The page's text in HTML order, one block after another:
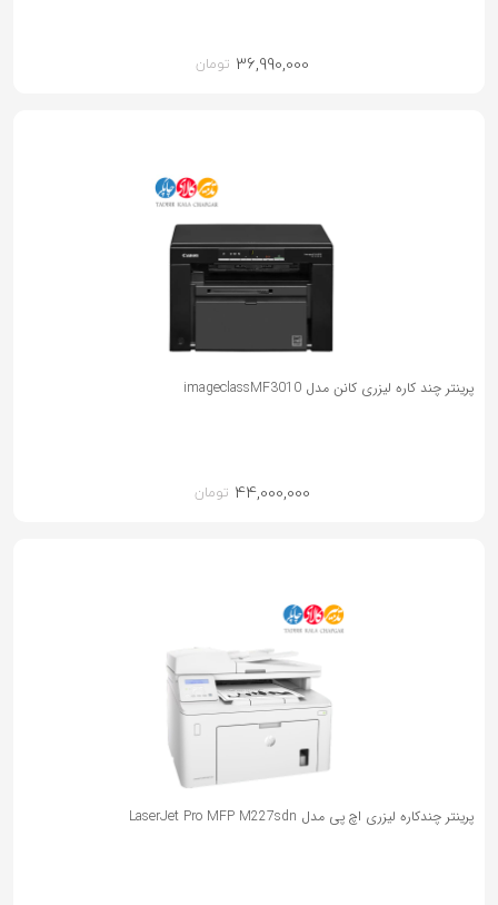
تومان 36,990,000
پرینتر چند کاره لیزری کانن مدل imageclassMF3010
تومان 44,000,000
پرینتر چندکاره لیزری اچ پی مدل LaserJet Pro MFP M227sdn